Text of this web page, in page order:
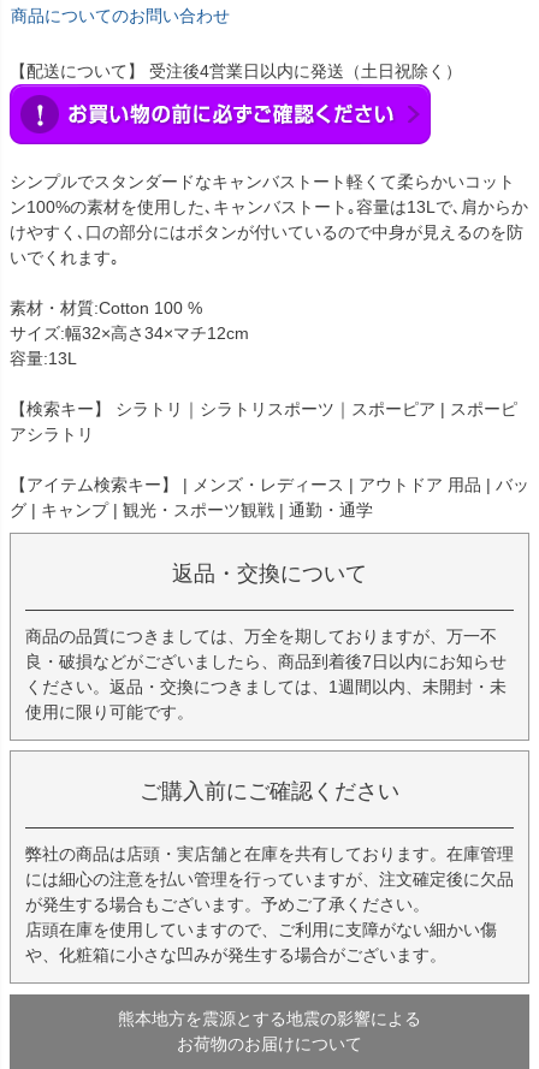
商品についてのお問い合わせ
【配送について】 受注後4営業日以内に発送（土日祝除く）
シンプルでスタンダードなキャンバストート軽くて柔らかいコット
ン100%の素材を使用した､キャンバストート｡容量は13Lで､肩からか
けやすく､口の部分にはボタンが付いているので中身が見えるのを防
いでくれます｡
素材・材質:Cotton 100 %
サイズ:幅32×高さ34×マチ12cm
容量:13L
【検索キー】 シラトリ｜シラトリスポーツ｜スポーピア | スポーピ
アシラトリ
【アイテム検索キー】 | メンズ・レディース | アウトドア 用品 | バッ
グ | キャンプ | 観光・スポーツ観戦 | 通勤・通学
返品・交換について
商品の品質につきましては、万全を期しておりますが、万一不
良・破損などがございましたら、商品到着後7日以内にお知らせ
ください。返品・交換につきましては、1週間以内、未開封・未
使用に限り可能です。
ご購入前にご確認ください
弊社の商品は店頭・実店舗と在庫を共有しております。在庫管理
には細心の注意を払い管理を行っていますが、注文確定後に欠品
が発生する場合もございます。予めご了承ください。
店頭在庫を使用していますので、ご利用に支障がない細かい傷
や、化粧箱に小さな凹みが発生する場合がございます。
熊本地方を震源とする地震の影響による
お荷物のお届けについて